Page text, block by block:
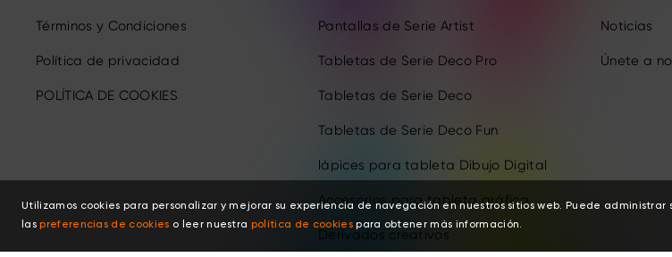
Términos y Condiciones
Política de privacidad
POLÍTICA DE COOKIES
Pantallas de Serie Artist
Tabletas de Serie Deco Pro
Tabletas de Serie Deco
Tabletas de Serie Deco Fun
lápices para tableta Dibujo Digital
Accesorios para tableta gráfica
Derivados creativos
Noticias
Únete a
Utilizamos cookies para personalizar y mejorar su experiencia de navegación en nuestros sitios web. Puede
laspreferencias de cookies o leer nuestra política de cookiespara obtener más información.